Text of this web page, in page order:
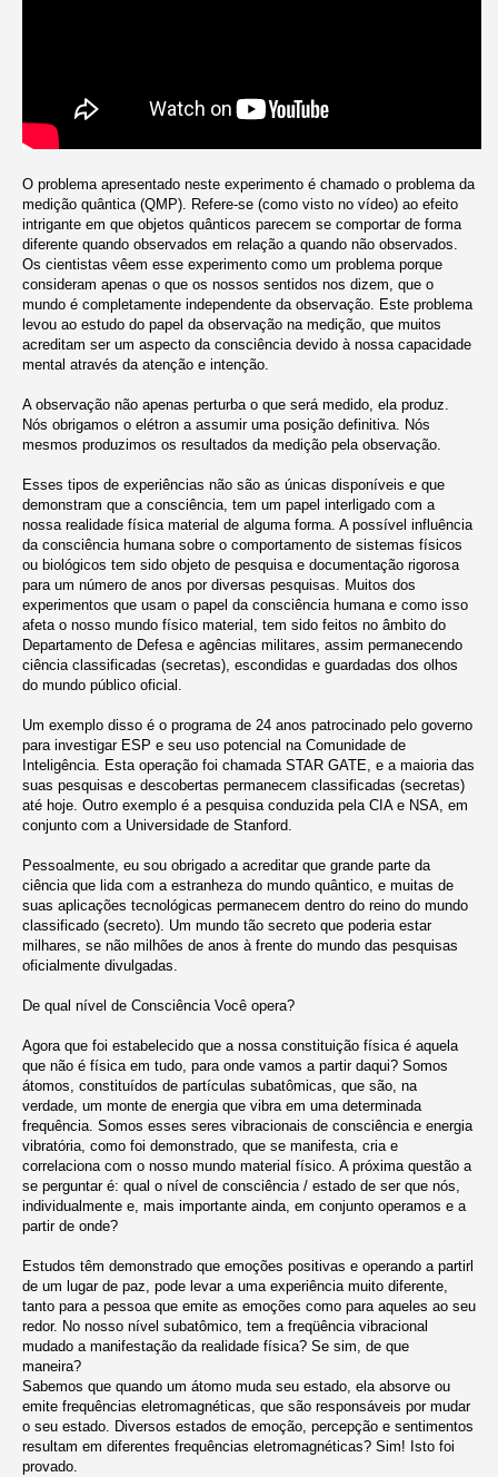
O problema apresentado neste experimento é chamado o problema da
medição quântica (QMP). Refere-se (como visto no vídeo) ao efeito
intrigante em que objetos quânticos parecem se comportar de forma
diferente quando observados em relação a quando não observados.
Os cientistas vêem esse experimento como um problema porque
consideram apenas o que os nossos sentidos nos dizem, que o
mundo é completamente independente da observação. Este problema
levou ao estudo do papel da observação na medição, que muitos
acreditam ser um aspecto da consciência devido à nossa capacidade
mental através da atenção e intenção.
A observação não apenas perturba o que será medido, ela produz.
Nós obrigamos o elétron a assumir uma posição definitiva. Nós
mesmos produzimos os resultados da medição pela observação.
Esses tipos de experiências não são as únicas disponíveis e que
demonstram que a consciência, tem um papel interligado com a
nossa realidade física material de alguma forma. A possível influência
da consciência humana sobre o comportamento de sistemas físicos
ou biológicos tem sido objeto de pesquisa e documentação rigorosa
para um número de anos por diversas pesquisas. Muitos dos
experimentos que usam o papel da consciência humana e como isso
afeta o nosso mundo físico material, tem sido feitos no âmbito do
Departamento de Defesa e agências militares, assim permanecendo
ciência classificadas (secretas), escondidas e guardadas dos olhos
do mundo público oficial.
Um exemplo disso é o programa de 24 anos patrocinado pelo governo
para investigar ESP e seu uso potencial na Comunidade de
Inteligência. Esta operação foi chamada STAR GATE, e a maioria das
suas pesquisas e descobertas permanecem classificadas (secretas)
até hoje. Outro exemplo é a pesquisa conduzida pela CIA e NSA, em
conjunto com a Universidade de Stanford.
Pessoalmente, eu sou obrigado a acreditar que grande parte da
ciência que lida com a estranheza do mundo quântico, e muitas de
suas aplicações tecnológicas permanecem dentro do reino do mundo
classificado (secreto). Um mundo tão secreto que poderia estar
milhares, se não milhões de anos à frente do mundo das pesquisas
oficialmente divulgadas.
De qual nível de Consciência Você opera?
Agora que foi estabelecido que a nossa constituição física é aquela
que não é física em tudo, para onde vamos a partir daqui? Somos
átomos, constituídos de partículas subatômicas, que são, na
verdade, um monte de energia que vibra em uma determinada
frequência. Somos esses seres vibracionais de consciência e energia
vibratória, como foi demonstrado, que se manifesta, cria e
correlaciona com o nosso mundo material físico. A próxima questão a
se perguntar é: qual o nível de consciência / estado de ser que nós,
individualmente e, mais importante ainda, em conjunto operamos e a
partir de onde?
Estudos têm demonstrado que emoções positivas e operando a partirl
de um lugar de paz, pode levar a uma experiência muito diferente,
tanto para a pessoa que emite as emoções como para aqueles ao seu
redor. No nosso nível subatômico, tem a freqüência vibracional
mudado a manifestação da realidade física? Se sim, de que
maneira?
Sabemos que quando um átomo muda seu estado, ela absorve ou
emite frequências eletromagnéticas, que são responsáveis ​​por mudar
o seu estado. Diversos estados de emoção, percepção e sentimentos
resultam em diferentes frequências eletromagnéticas? Sim! Isto foi
provado.